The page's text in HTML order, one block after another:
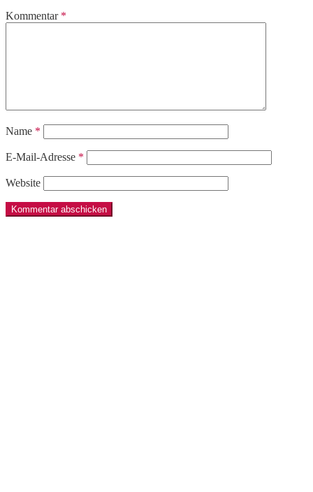
Kommentar *
Name *
E-Mail-Adresse *
Website